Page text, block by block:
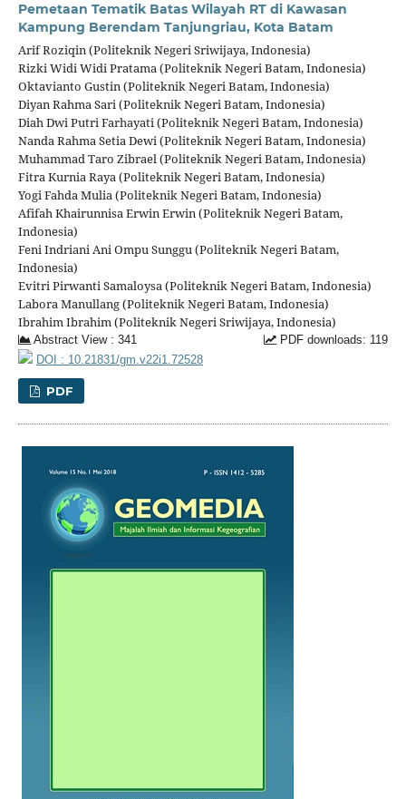
Pemetaan Tematik Batas Wilayah RT di Kawasan
Kampung Berendam Tanjungriau, Kota Batam
Arif Roziqin (Politeknik Negeri Sriwijaya, Indonesia)
Rizki Widi Widi Pratama (Politeknik Negeri Batam, Indonesia)
Oktavianto Gustin (Politeknik Negeri Batam, Indonesia)
Diyan Rahma Sari (Politeknik Negeri Batam, Indonesia)
Diah Dwi Putri Farhayati (Politeknik Negeri Batam, Indonesia)
Nanda Rahma Setia Dewi (Politeknik Negeri Batam, Indonesia)
Muhammad Taro Zibrael (Politeknik Negeri Batam, Indonesia)
Fitra Kurnia Raya (Politeknik Negeri Batam, Indonesia)
Yogi Fahda Mulia (Politeknik Negeri Batam, Indonesia)
Afifah Khairunnisa Erwin Erwin (Politeknik Negeri Batam,
Indonesia)
Feni Indriani Ani Ompu Sunggu (Politeknik Negeri Batam,
Indonesia)
Evitri Pirwanti Samaloysa (Politeknik Negeri Batam, Indonesia)
Labora Manullang (Politeknik Negeri Batam, Indonesia)
Ibrahim Ibrahim (Politeknik Negeri Sriwijaya, Indonesia)
Abstract View : 341
PDF downloads: 119
DOI : 10.21831/gm.v22i1.72528
PDF